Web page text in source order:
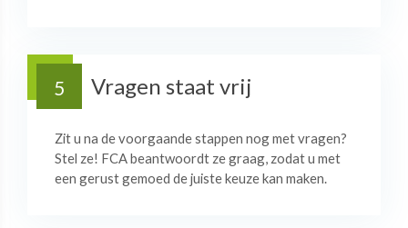
5 Vragen staat vrij
Zit u na de voorgaande stappen nog met vragen?
Stel ze! FCA beantwoordt ze graag, zodat u met
een gerust gemoed de juiste keuze kan maken.